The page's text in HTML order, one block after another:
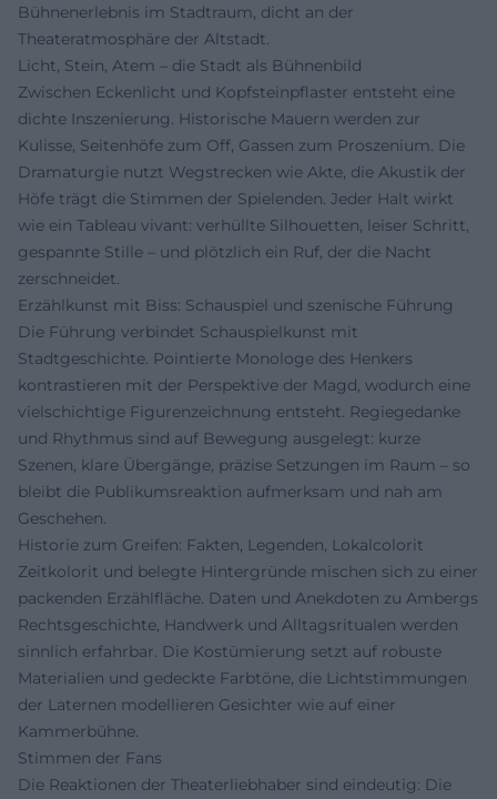
Bühnenerlebnis im Stadtraum, dicht an der
Theateratmosphäre der Altstadt.
Licht, Stein, Atem – die Stadt als Bühnenbild
Zwischen Eckenlicht und Kopfsteinpflaster entsteht eine
dichte Inszenierung. Historische Mauern werden zur
Kulisse, Seitenhöfe zum Off, Gassen zum Proszenium. Die
Dramaturgie nutzt Wegstrecken wie Akte, die Akustik der
Höfe trägt die Stimmen der Spielenden. Jeder Halt wirkt
wie ein Tableau vivant: verhüllte Silhouetten, leiser Schritt,
gespannte Stille – und plötzlich ein Ruf, der die Nacht
zerschneidet.
Erzählkunst mit Biss: Schauspiel und szenische Führung
Die Führung verbindet Schauspielkunst mit
Stadtgeschichte. Pointierte Monologe des Henkers
kontrastieren mit der Perspektive der Magd, wodurch eine
vielschichtige Figurenzeichnung entsteht. Regiegedanke
und Rhythmus sind auf Bewegung ausgelegt: kurze
Szenen, klare Übergänge, präzise Setzungen im Raum – so
bleibt die Publikumsreaktion aufmerksam und nah am
Geschehen.
Historie zum Greifen: Fakten, Legenden, Lokalcolorit
Zeitkolorit und belegte Hintergründe mischen sich zu einer
packenden Erzählfläche. Daten und Anekdoten zu Ambergs
Rechtsgeschichte, Handwerk und Alltagsritualen werden
sinnlich erfahrbar. Die Kostümierung setzt auf robuste
Materialien und gedeckte Farbtöne, die Lichtstimmungen
der Laternen modellieren Gesichter wie auf einer
Kammerbühne.
Stimmen der Fans
Die Reaktionen der Theaterliebhaber sind eindeutig: Die